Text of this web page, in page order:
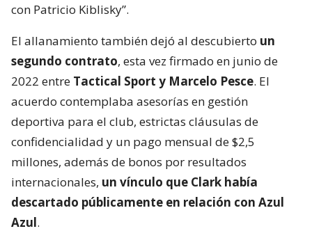
con Patricio Kiblisky”.
El allanamiento también dejó al descubierto un
segundo contrato, esta vez firmado en junio de
2022 entre Tactical Sport y Marcelo Pesce. El
acuerdo contemplaba asesorías en gestión
deportiva para el club, estrictas cláusulas de
confidencialidad y un pago mensual de $2,5
millones, además de bonos por resultados
internacionales, un vínculo que Clark había
descartado públicamente en relación con Azul
Azul.